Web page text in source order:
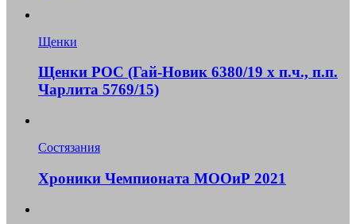
Щенки
Щенки РОС (Гай-Новик 6380/19 x п.ч., п.п.
Чарлита 5769/15)
Состязания
Хроники Чемпионата МООиР 2021